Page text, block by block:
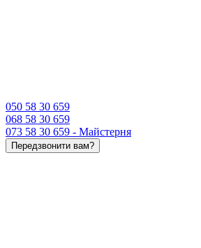
050 58 30 659
068 58 30 659
073 58 30 659 - Майстерня
Передзвонити вам?